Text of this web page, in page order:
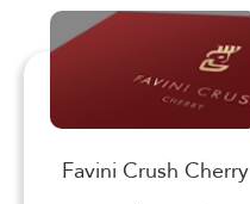
Favini Crush Cherry